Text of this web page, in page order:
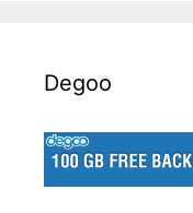
Degoo